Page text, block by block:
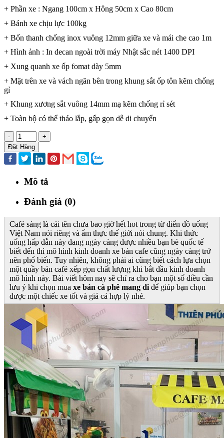
+ Phần xe : Ngang 100cm x Hông 50cm x Cao 80cm
+ Bánh xe chịu lực 100kg
+ Bốn thanh chống inox vuông 12mm giữa xe và mái che cao 1m
+ Hình ảnh : In decan ngoài trời máy Nhật sắc nét 1400 DPI
+ Xung quanh xe ốp fomat dày 5mm
+ Mặt trên xe và vách ngăn bên trong khung sắt ốp tôn kẽm chống
gỉ
+ Khung xương sắt vuông 14mm mạ kẽm chống rỉ sét
+ Toàn bộ có thể tháo lắp, gấp gọn dễ di chuyển
-
+
Đặt Hàng
Mô tả
Đánh giá (0)
Café sáng là cái tên chưa bao giờ hết hot trong từ điển đồ uống
Việt Nam nói riêng và ẩm thực thế giới nói chung. Khi thức
uống hấp dẫn này đang ngày càng được nhiều bạn bè quốc tế
biết đến thì mô hình kinh doanh xe bán cafe cũng ngày càng trở
nên phổ biến. Tuy nhiên, không phải ai cũng biết cách lựa chọn
một quầy bán café xếp gọn chất lượng khi bắt đầu kinh doanh
mô hình này. Bài viết hôm nay sẽ chỉ ra cho bạn một số điều cần
lưu ý khi chọn mua xe bán cà phê mang đi để giúp bạn chọn
được một chiếc xe tốt và giá cả hợp lý nhé.